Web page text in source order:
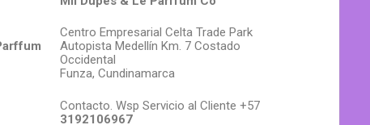
Centro Empresarial Celta Trade Park
Autopista Medellín Km. 7 Costado
Occidental
Funza, Cundinamarca
Contacto. Wsp Servicio al Cliente +57
3192106967